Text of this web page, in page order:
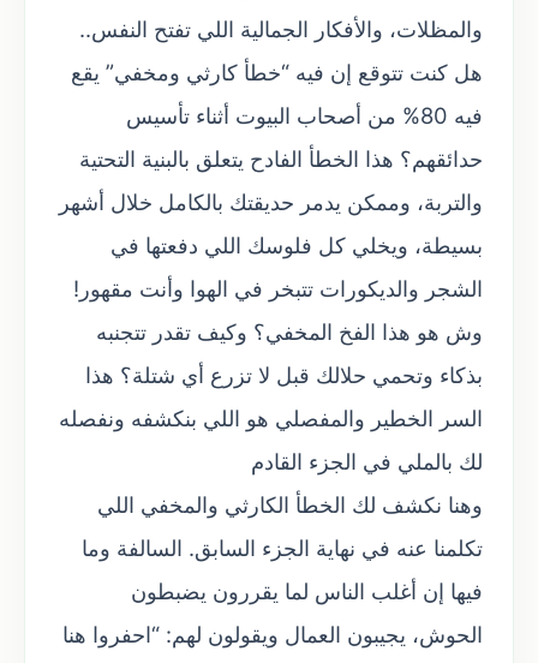
والمظلات، والأفكار الجمالية اللي تفتح النفس..
هل كنت تتوقع إن فيه “خطأ كارثي ومخفي” يقع
فيه 80% من أصحاب البيوت أثناء تأسيس
حدائقهم؟ هذا الخطأ الفادح يتعلق بالبنية التحتية
والتربة، وممكن يدمر حديقتك بالكامل خلال أشهر
بسيطة، ويخلي كل فلوسك اللي دفعتها في
الشجر والديكورات تتبخر في الهوا وأنت مقهور!
وش هو هذا الفخ المخفي؟ وكيف تقدر تتجنبه
بذكاء وتحمي حلالك قبل لا تزرع أي شتلة؟ هذا
السر الخطير والمفصلي هو اللي بنكشفه ونفصله
لك بالملي في الجزء القادم
وهنا نكشف لك الخطأ الكارثي والمخفي اللي
تكلمنا عنه في نهاية الجزء السابق. السالفة وما
فيها إن أغلب الناس لما يقررون يضبطون
الحوش، يجيبون العمال ويقولون لهم: “احفروا هنا